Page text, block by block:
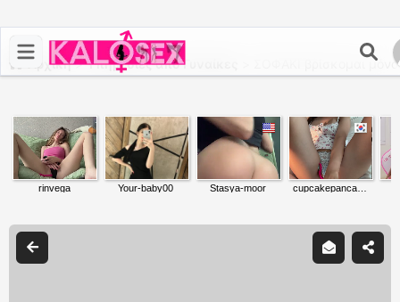
Αρχική >Υπηρεσίες από Γυναίκες ΣΟΦΑΚΙ βρίσκομαι